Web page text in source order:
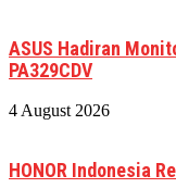
ASUS Hadiran
PA329CDV
4 August 2026
HONOR Indonesia